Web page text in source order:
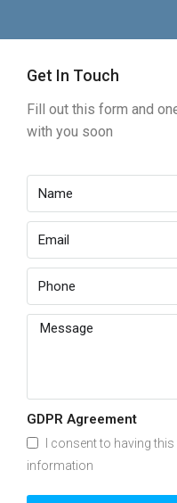
Get In Touch
Fill out this form and
with you soon
GDPR Agreement
I consent to having
information